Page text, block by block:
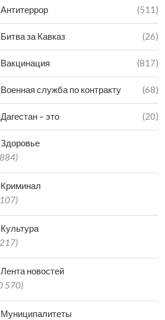
Антитеррор (511)
Битва за Кавказ (26)
Вакцинация (817)
Военная служба по контракту (68)
Дагестан – это (20)
Здоровье
Криминал
Культура
Лента новостей
570)
Муниципалитеты